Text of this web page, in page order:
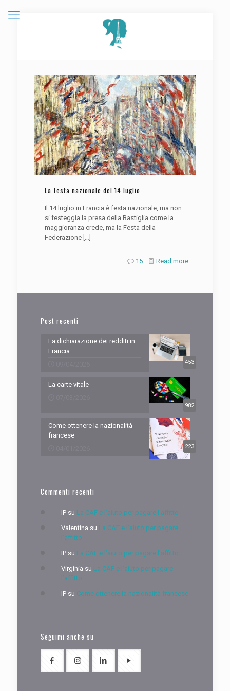
La festa nazionale del 14 luglio
Il 14 luglio in Francia è festa nazionale, ma non
si festeggia la presa della Bastiglia come la
maggioranza crede, ma la Festa della
Federazione[…]
15 Read more
Post recenti
453
La dichiarazione dei redditi in
Francia
982
La carte vitale
223
Come ottenere la nazionalità
francese
Commenti recenti
IPsu La CAF e l’aiuto per pagare l’affitto
Valentina su La CAF e l’aiuto per pagare
l’affitto
IPsu La CAF e l’aiuto per pagare l’affitto
Virginia su La CAF e l’aiuto per pagare
l’affitto
IPsu Come ottenere la nazionalità francese
Seguimi anche su